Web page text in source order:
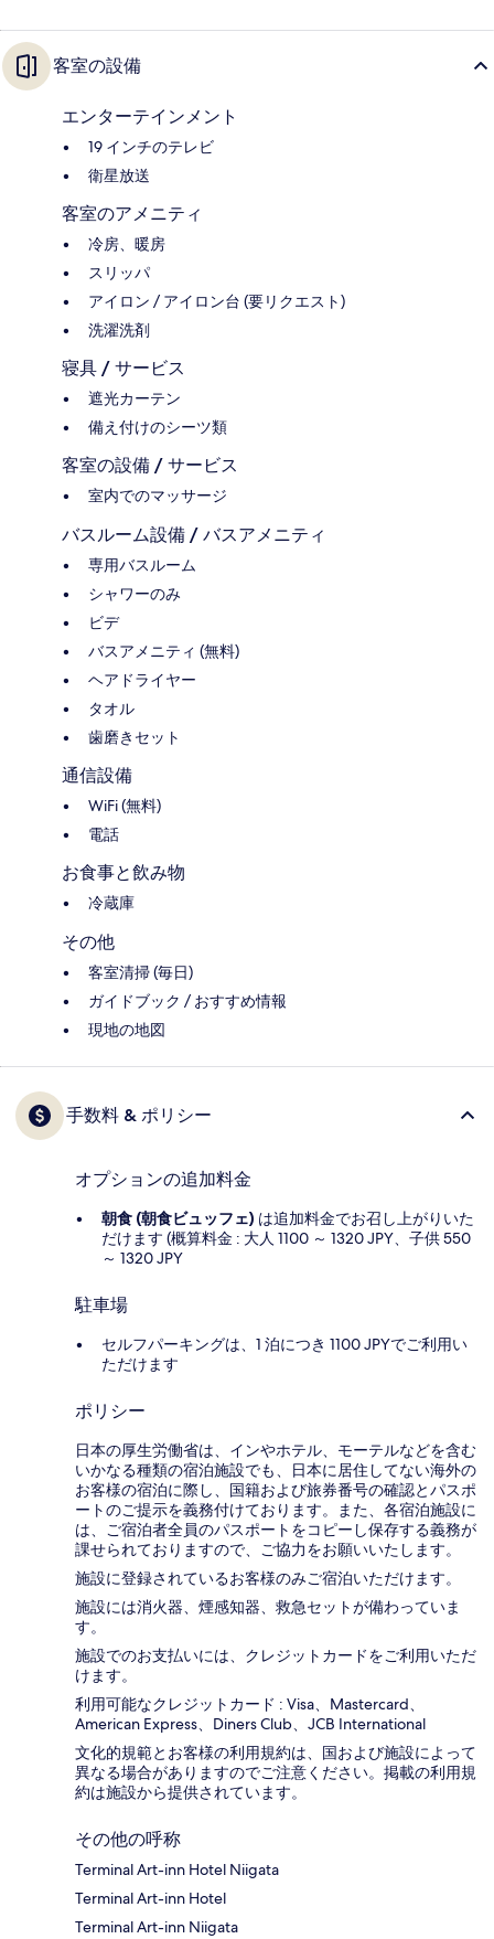
客室の設備
エンターテインメント
19 インチのテレビ
衛星放送
客室のアメニティ
冷房、暖房
スリッパ
アイロン / アイロン台 (要リクエスト)
洗濯洗剤
寝具 / サービス
遮光カーテン
備え付けのシーツ類
客室の設備 / サービス
室内でのマッサージ
バスルーム設備 / バスアメニティ
専用バスルーム
シャワーのみ
ビデ
バスアメニティ (無料)
ヘアドライヤー
タオル
歯磨きセット
通信設備
WiFi (無料)
電話
お食事と飲み物
冷蔵庫
その他
客室清掃 (毎日)
ガイドブック / おすすめ情報
現地の地図
手数料 & ポリシー
オプションの追加料金
朝食 (朝食ビュッフェ) は追加料金でお召し上がりいた
だけます (概算料金 : 大人 1100 ～ 1320 JPY、子供 550
～ 1320 JPY
駐車場
セルフパーキングは、1 泊につき 1100 JPYでご利用い
ただけます
ポリシー
日本の厚生労働省は、インやホテル、モーテルなどを含む
いかなる種類の宿泊施設でも、日本に​居住してない海外の
お客様の宿泊に際し、国籍および旅券番号の確認とパスポ
ートのご提示を義務付け​ております。また、各宿泊施設に
は、ご宿泊者全員のパスポートをコピーし保存する義務が
課せられておりますの​で、ご協力をお願いいたします。
施設に登録されているお客様のみご宿泊いただけます。
施設には消火器、煙感知器、救急セットが備わっていま
す。
施設でのお支払いには、クレジットカードをご利用いただ
けます。
利用可能なクレジットカード : Visa、Mastercard、
American Express、Diners Club、JCB International
文化的規範とお客様の利用規約は、国および施設によって
異なる場合がありますのでご注意ください。掲載の利用規
約は施設から提供されています。
その他の呼称
Terminal Art-inn Hotel Niigata
Terminal Art-inn Hotel
Terminal Art-inn Niigata